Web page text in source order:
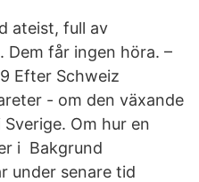
ateist, full av
Dem får ingen höra. –
Efter Schweiz
- om den växande
Om hur en
i Bakgrund
under senare tid